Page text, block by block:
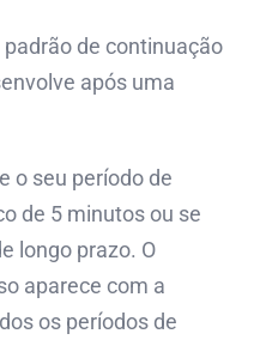
de continuação
após uma
o seu período de
de 5 minutos ou se
longo prazo. O
aparece com a
os períodos de